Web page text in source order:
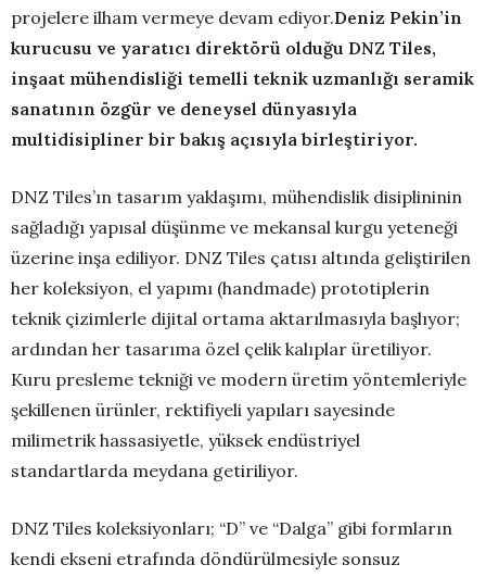
projelere ilham vermeye devam ediyor.Deniz Pekin’in
kurucusu ve yaratıcı direktörü olduğu DNZ Tiles,
inşaat mühendisliği temelli teknik uzmanlığı seramik
sanatının özgür ve deneysel dünyasıyla
multidisipliner bir bakış açısıyla birleştiriyor.
DNZ Tiles’ın tasarım yaklaşımı, mühendislik disiplininin
sağladığı yapısal düşünme ve mekansal kurgu yeteneği
üzerine inşa ediliyor. DNZ Tiles çatısı altında geliştirilen
her koleksiyon, el yapımı (handmade) prototiplerin
teknik çizimlerle dijital ortama aktarılmasıyla başlıyor;
ardından her tasarıma özel çelik kalıplar üretiliyor.
Kuru presleme tekniği ve modern üretim yöntemleriyle
şekillenen ürünler, rektifiyeli yapıları sayesinde
milimetrik hassasiyetle, yüksek endüstriyel
standartlarda meydana getiriliyor.
DNZ Tiles koleksiyonları; “D” ve “Dalga” gibi formların
kendi ekseni etrafında döndürülmesiyle sonsuz